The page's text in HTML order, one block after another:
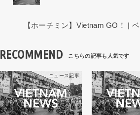
【ホーチミン】Vietnam GO！ |
RECOMMEND
ニュース記事